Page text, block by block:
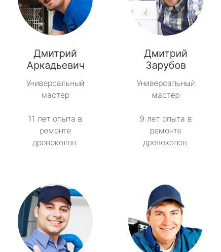
Дмитрий
Аркадьевич
Универсальный
мастер
11 лет опыта в
ремонте
дровоколов.
Дмитрий
Зарубов
Универсальный
мастер
9 лет опыта в
ремонте
дровоколов.